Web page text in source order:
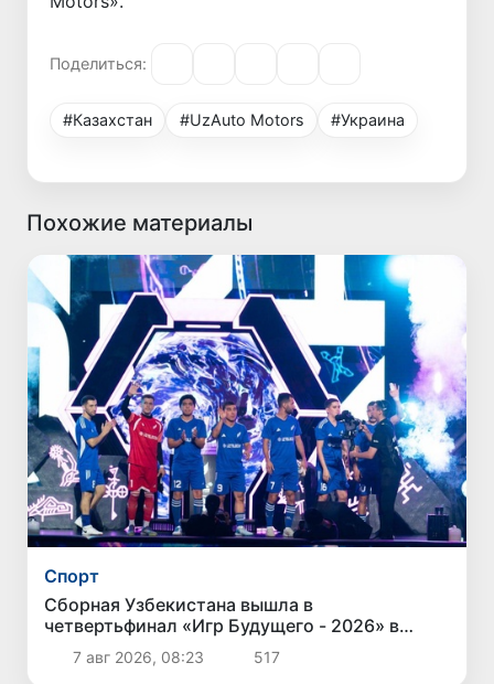
Поделиться:
#Казахстан #UzAuto Motors #Украина
Похожие материалы
Спорт
Сборная Узбекистана вышла в
четвертьфинал «Игр Будущего - 2026» в
Астане
7 авг 2026, 08:23 517